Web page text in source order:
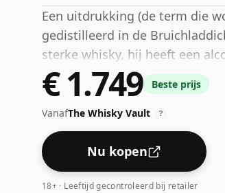
Een uitdrukking (de term die
gedistilleerd in de
sterke whisky, hij heeft een
een normale maat van 70cl.
€ 1.749 Beste prijs
VanafThe Whisky Vault ?
Nu kopen
18+ · Leeftijd gecontroleerd bij retailer